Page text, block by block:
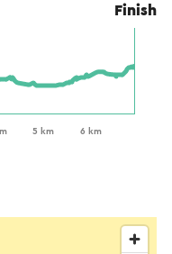
Finish